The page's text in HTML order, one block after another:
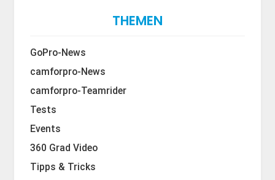
THEMEN
GoPro-News
camforpro-News
camforpro-Teamrider
Tests
Events
360 Grad Video
Tipps & Tricks